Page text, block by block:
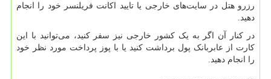
رزرو هتل در سایت‌های خارجی یا تایید اکانت فریلنسر خود را انجام
دهید.
در کنار آن اگر به یک کشور خارجی نیز سفر کنید، می‌توانید با این
کارت از عابربانک پول برداشت کنید یا با پوز پرداخت مورد نظر خود
را انجام دهید.